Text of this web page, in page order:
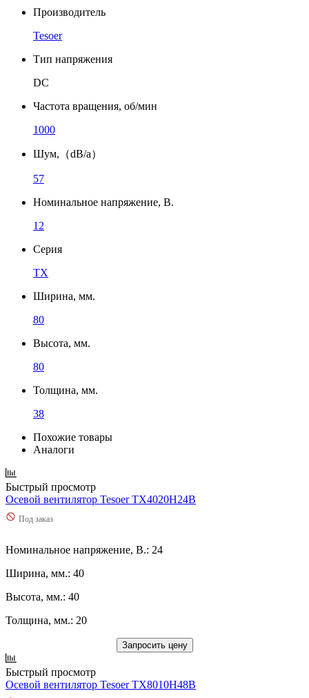
Производитель
Tesoer
Тип напряжения
DC
Частота вращения, об/мин
1000
Шум,（dB/a）
57
Номинальное напряжение, В.
12
Серия
TX
Ширина, мм.
80
Высота, мм.
80
Толщина, мм.
38
Похожие товары
Аналоги
Быстрый просмотр
Осевой вентилятор Tesoer TX4020H24B
Под заказ
Номинальное напряжение, В.: 24
Ширина, мм.: 40
Высота, мм.: 40
Толщина, мм.: 20
Запросить цену
Быстрый просмотр
Осевой вентилятор Tesoer TX8010H48B